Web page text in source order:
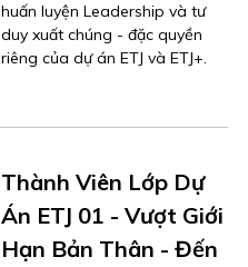
huấn luyện Leadership và tư
duy xuất chúng - đặc quyền
riêng của dự án ETJ và ETJ+.
Thành Viên Lớp Dự
Án ETJ 01 - Vượt Giới
Hạn Bản Thân - Đến